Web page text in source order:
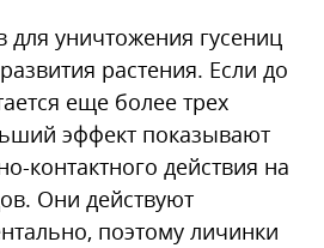
уничтожения гусениц
растения. Если до
еще более трех
эффект показывают
контактного действия на
Они действуют
поэтому личинки